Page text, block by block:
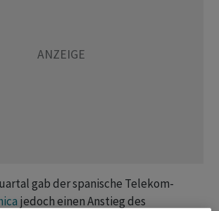
gab der spanische Telekom-
jedoch einen Anstieg des